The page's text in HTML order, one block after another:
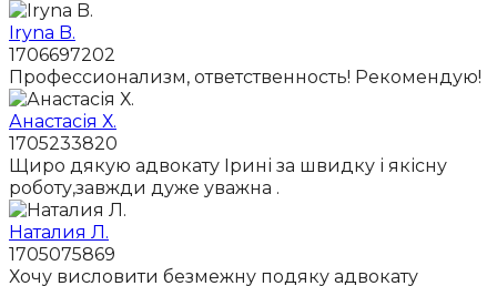
Iryna B.
1706697202
Профессионализм, ответственность! Рекомендую!
Анастасія Х.
1705233820
Щиро дякую адвокату Ірині за швидку і якісну
роботу,завжди дуже уважна .
Наталия Л.
1705075869
Хочу висловити безмежну подяку адвокату